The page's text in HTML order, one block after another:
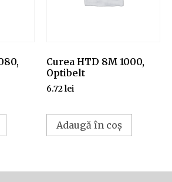
Curea HTD 8M 1000,
Optibelt
6.72lei
Adaugă în coș